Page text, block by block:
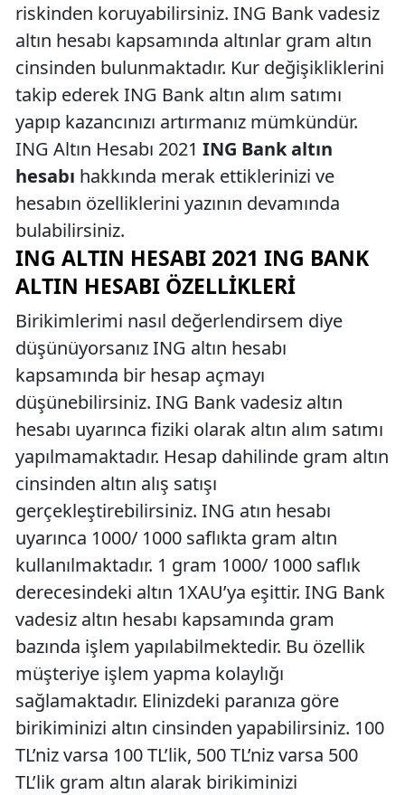
riskinden koruyabilirsiniz. ING Bank vadesiz
altın hesabı kapsamında altınlar gram altın
cinsinden bulunmaktadır. Kur değişikliklerini
takip ederek ING Bank altın alım satımı
yapıp kazancınızı artırmanız mümkündür.
ING Altın Hesabı 2021 ING Bank altın
hesabı hakkında merak ettiklerinizi ve
hesabın özelliklerini yazının devamında
bulabilirsiniz.
ING ALTIN HESABI 2021 ING BANK
ALTIN HESABI ÖZELLIKLERI
Birikimlerimi nasıl değerlendirsem diye
düşünüyorsanız ING altın hesabı
kapsamında bir hesap açmayı
düşünebilirsiniz. ING Bank vadesiz altın
hesabı uyarınca fiziki olarak altın alım satımı
yapılmamaktadır. Hesap dahilinde gram altın
cinsinden altın alış satışı
gerçekleştirebilirsiniz. ING atın hesabı
uyarınca 1000/ 1000 saflıkta gram altın
kullanılmaktadır. 1 gram 1000/ 1000 saflık
derecesindeki altın 1XAU’ya eşittir. ING Bank
vadesiz altın hesabı kapsamında gram
bazında işlem yapılabilmektedir. Bu özellik
müşteriye işlem yapma kolaylığı
sağlamaktadır. Elinizdeki paranıza göre
birikiminizi altın cinsinden yapabilirsiniz. 100
TL’niz varsa 100 TL’lik, 500 TL’niz varsa 500
TL’lik gram altın alarak birikiminizi